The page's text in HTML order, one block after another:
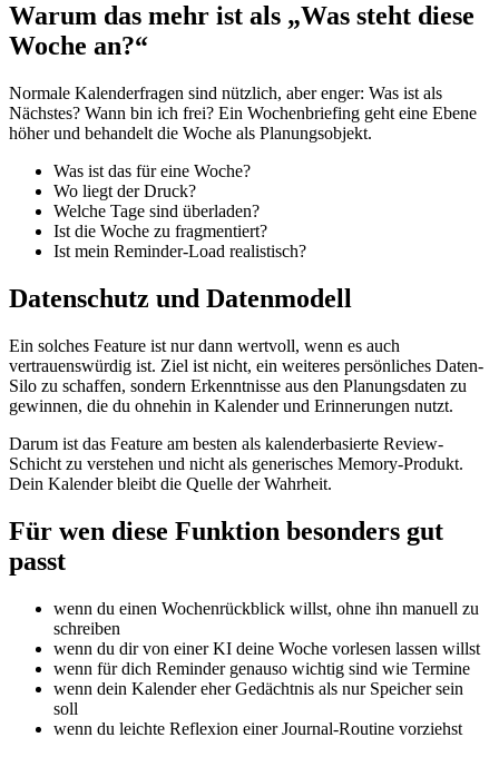
Warum das mehr ist als „Was steht diese
Woche an?“
Normale Kalenderfragen sind nützlich, aber enger: Was ist als
Nächstes? Wann bin ich frei? Ein Wochenbriefing geht eine Ebene
höher und behandelt die Woche als Planungsobjekt.
Was ist das für eine Woche?
Wo liegt der Druck?
Welche Tage sind überladen?
Ist die Woche zu fragmentiert?
Ist mein Reminder-Load realistisch?
Datenschutz und Datenmodell
Ein solches Feature ist nur dann wertvoll, wenn es auch
vertrauenswürdig ist. Ziel ist nicht, ein weiteres persönliches Daten-
Silo zu schaffen, sondern Erkenntnisse aus den Planungsdaten zu
gewinnen, die du ohnehin in Kalender und Erinnerungen nutzt.
Darum ist das Feature am besten als kalenderbasierte Review-
Schicht zu verstehen und nicht als generisches Memory-Produkt.
Dein Kalender bleibt die Quelle der Wahrheit.
Für wen diese Funktion besonders gut
passt
wenn du einen Wochenrückblick willst, ohne ihn manuell zu
schreiben
wenn du dir von einer KI deine Woche vorlesen lassen willst
wenn für dich Reminder genauso wichtig sind wie Termine
wenn dein Kalender eher Gedächtnis als nur Speicher sein
soll
wenn du leichte Reflexion einer Journal-Routine vorziehst